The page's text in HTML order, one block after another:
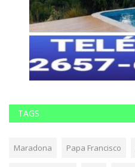
TAGS
Maradona Papa Francisco